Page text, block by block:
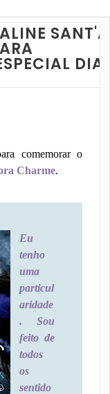
DIA
comemorar o
Charme.
Eu
tenho
uma
particul
aridade
. Sou
feito de
todos
os
sentido